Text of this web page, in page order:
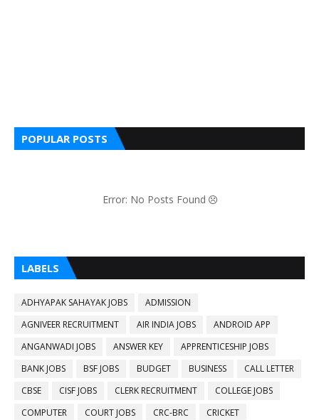
POPULAR POSTS
Error: No Posts Found
LABELS
ADHYAPAK SAHAYAK JOBS
ADMISSION
AGNIVEER RECRUITMENT
AIR INDIA JOBS
ANDROID APP
ANGANWADI JOBS
ANSWER KEY
APPRENTICESHIP JOBS
BANK JOBS
BSF JOBS BUDGET BUSINESS
CALL LETTER
CBSE
CISF JOBS CLERK RECRUITMENT
COLLEGE JOBS
COMPUTER
COURT JOBS CRC-BRC
CRICKET